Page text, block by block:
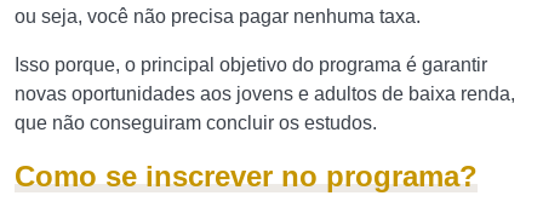
ou seja, você não precisa pagar nenhuma taxa.
Isso porque, o principal objetivo do programa é garantir
novas oportunidades aos jovens e adultos de baixa renda,
que não conseguiram concluir os estudos.
Como se inscrever no programa?